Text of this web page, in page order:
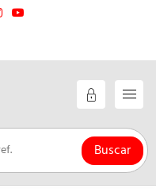
Buscar